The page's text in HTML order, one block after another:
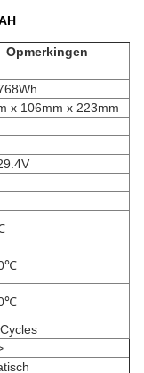
Opmerkingen
x 106mm x 223mm